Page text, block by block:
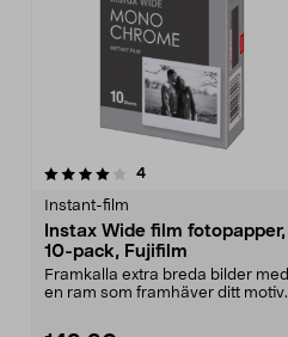
4recensioner
Instant-film
Instax Wide film fotopapper,
10-pack, Fujifilm
Framkalla extra breda bilder med
en ram som framhäver ditt motiv